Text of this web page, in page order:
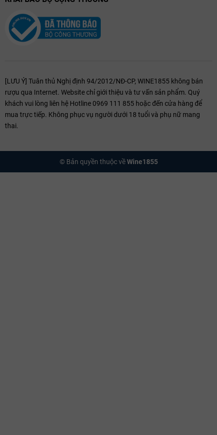
[LƯU Ý] Tuân thủ Nghị định 94/2012/NĐ-CP, WINE1855 không bán
rượu qua Internet. Website chỉ giới thiệu và tư vấn sản phẩm. Quý
khách vui lòng liên hệ Hotline 0969 111 855 hoặc đến cửa hàng để
mua trực tiếp. Không phục vụ người dưới 18 tuổi và phụ nữ mang
thai.
© Bản quyền thuộc vềWine1855